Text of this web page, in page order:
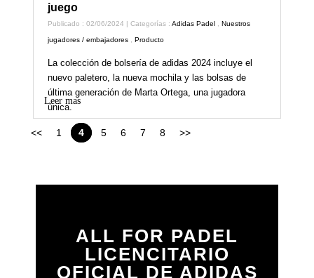
juego
Publicado : 02/06/2024 | Categorías :Adidas Padel ,Nuestros
jugadores / embajadores ,Producto
La colección de bolsería de adidas 2024 incluye el
nuevo paletero, la nueva mochila y las bolsas de
última generación de Marta Ortega, una jugadora
única.
Leer mas
<< 1 4 5 6 7 8 >>
ALL FOR PADEL
LICENCITARIO
OFICIAL DE ADIDAS